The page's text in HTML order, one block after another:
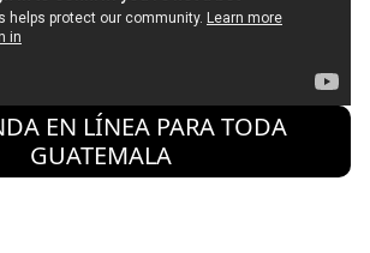
compra YA GT
EN LÍNEA PARA TODA
GUATEMALA